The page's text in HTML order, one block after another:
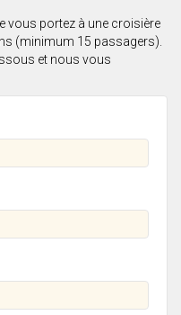
vous portez à une croisière
(minimum 15 passagers).
et nous vous